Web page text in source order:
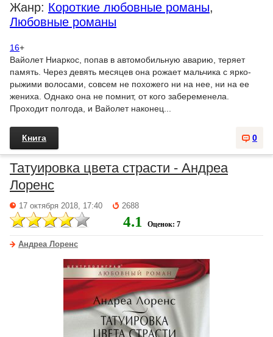
Жанр: Короткие любовные романы,
Любовные романы
16+
Вайолет Ниаркос, попав в автомобильную аварию, теряет
память. Через девять месяцев она рожает мальчика с ярко-
рыжими волосами, совсем не похожего ни на нее, ни на ее
жениха. Однако она не помнит, от кого забеременела.
Проходит полгода, и Вайолет наконец...
0
Книга
Татуировка цвета страсти - Андреа
Лоренс
17 октября 2018, 17:40 2688
4.1 Оценок: 7
Андреа Лоренс